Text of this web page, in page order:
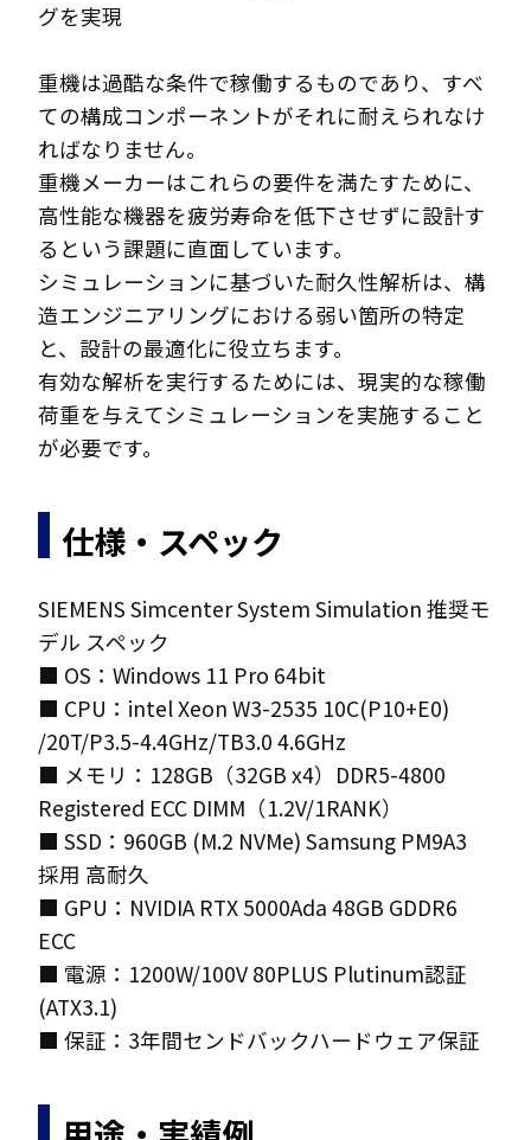
グを実現
重機は過酷な条件で稼働するものであり、すべ
ての構成コンポーネントがそれに耐えられなけ
ればなりません。
重機メーカーはこれらの要件を満たすために、
高性能な機器を疲労寿命を低下させずに設計す
るという課題に直面しています。
シミュレーションに基づいた耐久性解析は、構
造エンジニアリングにおける弱い箇所の特定
と、設計の最適化に役立ちます。
有効な解析を実行するためには、現実的な稼働
荷重を与えてシミュレーションを実施すること
が必要です。
仕様・スペック
SIEMENS Simcenter System Simulation 推奨モ
デル スペック
■ OS：Windows 11 Pro 64bit
■ CPU：intel Xeon W3-2535 10C(P10+E0)
/20T/P3.5-4.4GHz/TB3.0 4.6GHz
■ メモリ：128GB（32GB x4）DDR5-4800
Registered ECC DIMM（1.2V/1RANK）
■ SSD：960GB (M.2 NVMe) Samsung PM9A3
採用 高耐久
■ GPU：NVIDIA RTX 5000Ada 48GB GDDR6
ECC
■ 電源：1200W/100V 80PLUS Plutinum認証
(ATX3.1)
■ 保証：3年間センドバックハードウェア保証